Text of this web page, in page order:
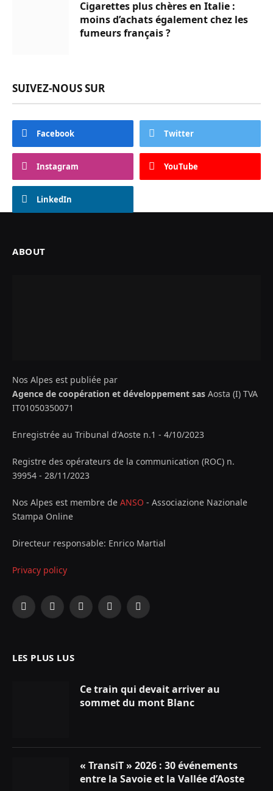
Cigarettes plus chères en Italie :
moins d’achats également chez les
fumeurs français ?
SUIVEZ-NOUS SUR
Facebook Twitter
Instagram YouTube
LinkedIn
ABOUT
Nos Alpes est publiée par
Agence de coopération et développement sas Aosta (I) TVA
IT01050350071
Enregistrée au Tribunal d'Aoste n.1 - 4/10/2023
Registre des opérateurs de la communication (ROC) n.
39954 - 28/11/2023
Nos Alpes est membre de ANSO - Associazione Nazionale
Stampa Online
Directeur responsable: Enrico Martial
Privacy policy
Facebook
X
InstagramYouTubeLinkedIn
LES PLUS LUS
Ce train qui devait arriver au
sommet du mont Blanc
« TransiT » 2026 : 30 événements
entre la Savoie et la Vallée d’Aoste